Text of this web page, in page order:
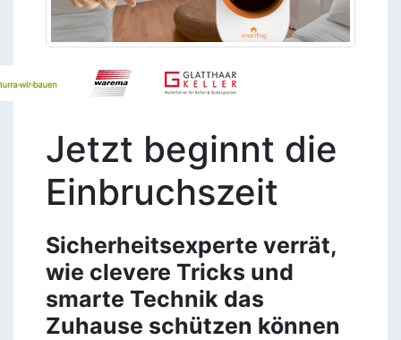
Jetzt beginnt die
Einbruchszeit
Sicherheitsexperte verrät,
wie clevere Tricks und
smarte Technik das
Zuhause schützen können